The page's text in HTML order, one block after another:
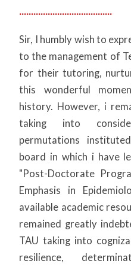
.......................................
Sir, I humbly wish to
to the management of
for their tutoring,
this wonderful
history. However, i
taking into
permutations
board in which i have
"Post-Doctorate
Emphasis in
available academic
remained greatly
TAU taking into
resilience,